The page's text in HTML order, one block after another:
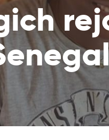
dla potrzebujących w
dobrymi uczynkami
Charbela
u niewidomego Charbela i
Twoja pomoc
Sprawozdania
Zweryfikuj, w jaki sposób
przekazane Darowizny
Sprawdź cele naszej
Kontakt